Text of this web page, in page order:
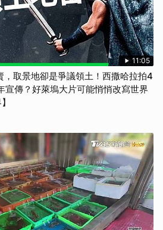
11:05
，取景地卻是爭議領土！西撒哈拉拍4
宣傳？好萊塢大片可能悄悄改寫世界